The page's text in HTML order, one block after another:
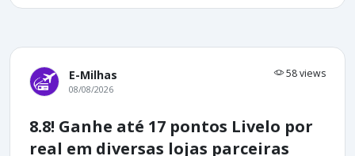
E-Milhas 58 views
08/08/2026
8.8! Ganhe até 17 pontos Livelo por
real em diversas lojas parceiras